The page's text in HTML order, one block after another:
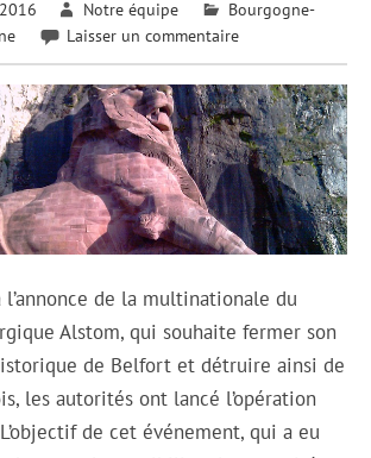
Notre équipe
Bourgogne-
Laisser un commentaire
l’annonce de la multinationale du
Alstom, qui souhaite fermer son
de Belfort et détruire ainsi de
les autorités ont lancé l’opération
de cet événement, qui a eu